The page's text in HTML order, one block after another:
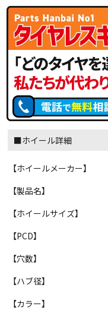
■ホイール詳細
【ホイールメーカー】
【製品名】
【ホイールサイズ】
【PCD】
【穴数】
【ハブ径】
【カラー】